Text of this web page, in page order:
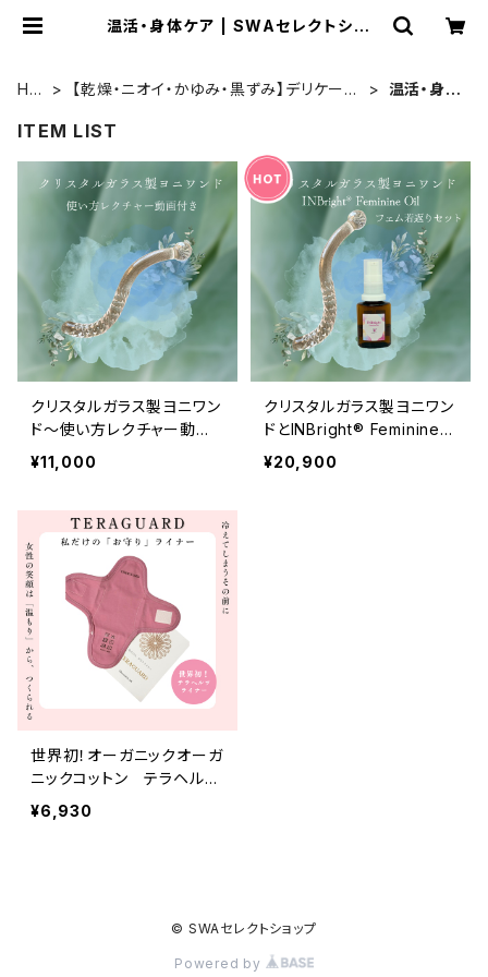
温活・身体ケア | SWAセレクトショッ
HO
【乾燥・ニオイ・かゆみ・黒ずみ】デリケート
温活・身体
ITEM LIST
クリスタルガラス製ヨニワン
ド〜使い方レクチャー動画
付き
¥11,000
クリスタルガラス製ヨニワン
ドとINBright® Feminine
Oil 30mlセット～送料無
¥20,900
世界初！オーガニックオーガ
ニックコットン テラヘルツ
特殊加工 テラヘルツライ
ナー 1枚
¥6,930
© SWAセレクトショップ
Powered by